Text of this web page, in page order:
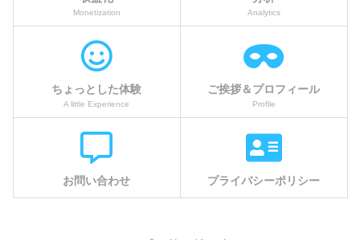
Monetization Analytics
ちょっとした体験
A little Experience
ご挨拶＆プロフィール
Profile
お問い合わせ プライバシーポリシー